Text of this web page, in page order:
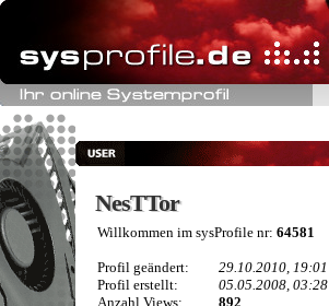
NesTTor
NesTTor
Willkommen im sysProfile nr: 64581
Profil geändert:
29.10.2010, 19:01
Profil erstellt:
05.05.2008, 03:28
Anzahl Views:
892